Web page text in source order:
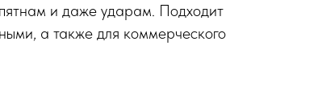
и даже ударам. Подходит
а также для коммерческого